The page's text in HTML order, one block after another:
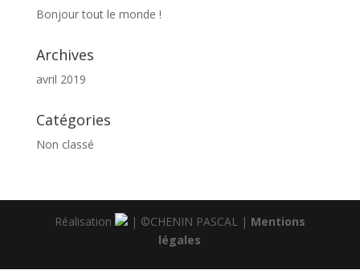
Bonjour tout le monde !
Archives
avril 2019
Catégories
Non classé
Réalisation | ©CHENIN PASCAL | Mentions
légales